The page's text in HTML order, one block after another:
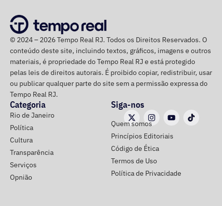
Deputados, o parlamentar havia informado R$
1.065.439,98 em bens. Na época, mantinha R$ 50 mil em
dinheiro vivo.
Em quatro anos, o patrimônio de Bebeto cresceu R$
1.892.881,58, alta de 177,7%. Já o valor mantido em
espécie saltou de R$ 50 mil para R$ 840 mil, aumento de
R$ 790 mil, ou 1.580%.
A relação de bens foi informada pelo próprio candidato à
Justiça Eleitoral durante o registro da candidatura. As
declarações são públicas e podem ser consultadas por
qualquer eleitor no sistema DivulgaCand, do Tribunal
Superior Eleitoral (TSE).
© 2024 – 2026 Tempo Real RJ. Todos os Direitos Reservados. O
conteúdo deste site, incluindo textos, gráficos, imagens e outros
materiais, é propriedade do Tempo Real RJ e está protegido
pelas leis de direitos autorais. É proibido copiar, redistribuir, usar
ou publicar qualquer parte do site sem a permissão expressa do
Tempo Real RJ.
Categoria
Rio de Janeiro
Política
Cultura
Transparência
Serviços
Opnião
Siga-nos
Quem somos
Princípios Editoriais
Código de Ética
Termos de Uso
Política de Privacidade